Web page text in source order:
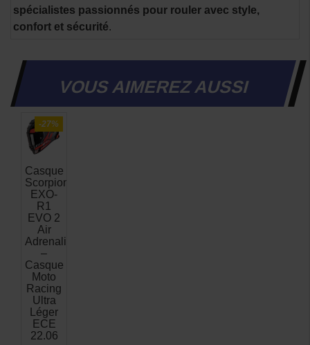
spécialistes passionnés pour rouler avec style,
confort et sécurité.
VOUS AIMEREZ AUSSI
-27%
Casque
Scorpion
EXO-
R1
EVO 2
Air
Adrenaline
–
Casque
Moto
Racing
Ultra
Léger
ECE
22.06